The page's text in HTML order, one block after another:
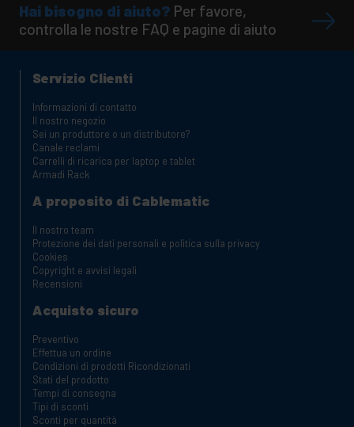
Hai bisogno di aiuto? Per favore,
controlla le nostre FAQ e pagine di aiuto
Servizio Clienti
Informazioni di contatto
Il nostro negozio
Sei un produttore o un distributore?
Canale reclami
Carrelli di ricarica per laptop e tablet
Armadi Rack
A proposito di Cablematic
Il nostro team
Protezione dei dati personali e politica sulla privacy
Cookies
Copyright e avvisi legali
Recensioni
Acquisto sicuro
Preventivo
Effettua un ordine
Condizioni di prodotti Ricondizionati
Stati del prodotto
Tempi di consegna
Tipi di sconti
Sconti per quantità